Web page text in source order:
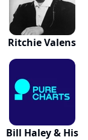
Ritchie Valens
Bill Haley & His